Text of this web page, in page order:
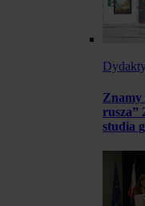
Znamy
rusza”
studia